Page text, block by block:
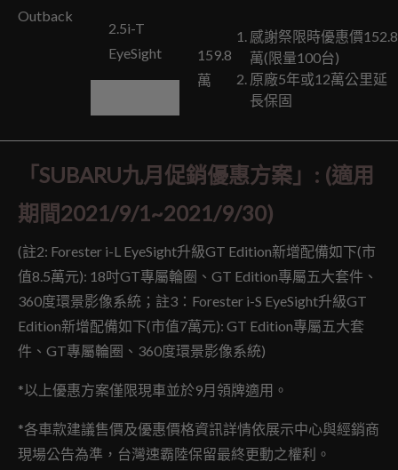
Outback
2.5i-T
EyeSight
159.8
萬
感謝祭限時優惠價152.8
萬(限量100台)
原廠5年或12萬公里延
長保固
「SUBARU九月促銷優惠方案」: (適用
期間2021/9/1~2021/9/30)
(註2: Forester i-L EyeSight升級GT Edition新增配備如下(市
值8.5萬元): 18吋GT專屬輪圈、GT Edition專屬五大套件、
360度環景影像系統；註3：Forester i-S EyeSight升級GT
Edition新增配備如下(市值7萬元): GT Edition專屬五大套
件、GT專屬輪圈、360度環景影像系統)
*以上優惠方案僅限現車並於9月領牌適用。
*各車款建議售價及優惠價格資訊詳情依展示中心與經銷商
現場公告為準，台灣速霸陸保留最終更動之權利。